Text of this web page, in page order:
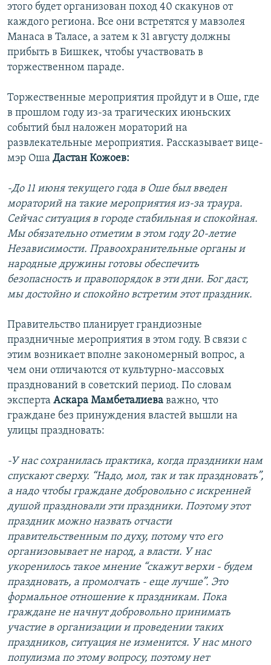
этого будет организован поход 40 скакунов от
каждого региона. Все они встретятся у мавзолея
Манаса в Таласе, а затем к 31 августу должны
прибыть в Бишкек, чтобы участвовать в
торжественном параде.
Торжественные мероприятия пройдут и в Оше, где
в прошлом году из-за трагических июньских
событий был наложен мораторий на
развлекательные мероприятия. Рассказывает вице-
мэр Оша Дастан Кожоев:
-До 11 июня текущего года в Оше был введен
мораторий на такие мероприятия из-за траура.
Сейчас ситуация в городе стабильная и спокойная.
Мы обязательно отметим в этом году 20-летие
Независимости. Правоохранительные органы и
народные дружины готовы обеспечить
безопасность и правопорядок в эти дни. Бог даст,
мы достойно и спокойно встретим этот праздник.
Правительство планирует грандиозные
праздничные мероприятия в этом году. В связи с
этим возникает вполне закономерный вопрос, а
чем они отличаются от культурно-массовых
празднований в советский период. По словам
эксперта Аскара Мамбеталиева важно, что
граждане без принуждения властей вышли на
улицы праздновать:
-У нас сохранилась практика, когда праздники нам
спускают сверху. “Надо, мол, так и так праздновать”,
а надо чтобы граждане добровольно с искренней
душой праздновали эти праздники. Поэтому этот
праздник можно назвать отчасти
правительственным по духу, потому что его
организовывает не народ, а власти. У нас
укоренилось такое мнение “скажут верхи - будем
праздновать, а промолчать - еще лучше”. Это
формальное отношение к праздникам. Пока
граждане не начнут добровольно принимать
участие в организации и проведении таких
праздников, ситуация не изменится. У нас много
популизма по этому вопросу, поэтому нет